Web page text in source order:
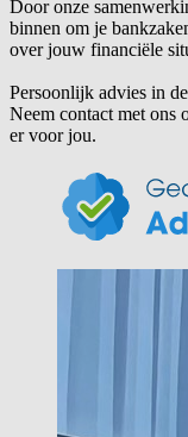
Door onze
binnen om je
over jouw financiële
Persoonlijk advies in
Neem contact met ons
er voor jou.